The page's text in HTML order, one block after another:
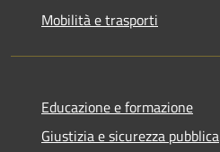
Mobilità e trasporti
Educazione e formazione
Giustizia e sicurezza pubblica